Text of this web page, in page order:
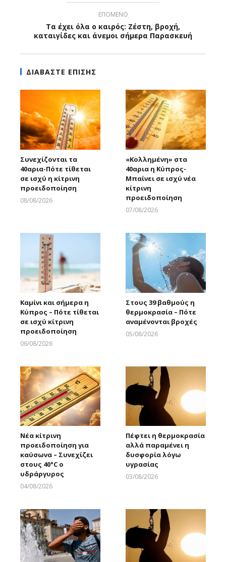
ΕΠΟΜΕΝΟ
Τα έχει όλα ο καιρός: Ζέστη, βροχή,
καταιγίδες και άνεμοι σήμερα Παρασκευή
ΔΙΑΒΑΣΤΕ ΕΠΙΣΗΣ
Συνεχίζονται τα
40αρια-Πότε τίθεται
σε ισχύ η κίτρινη
προειδοποίηση
08/08/2026
«Κολλημένη» στα
40αρια η Κύπρος-
Μπαίνει σε ισχύ νέα
κίτρινη
προειδοποίηση
07/08/2026
Καμίνι και σήμερα η
Κύπρος – Πότε τίθεται
σε ισχύ κίτρινη
προειδοποίηση
06/08/2026
Στους 39 βαθμούς η
θερμοκρασία – Πότε
αναμένονται βροχές
05/08/2026
Νέα κίτρινη
προειδοποίηση για
καύσωνα – Συνεχίζει
στους 40°C ο
υδράργυρος
04/08/2026
Πέφτει η θερμοκρασία
αλλά παραμένει η
δυσφορία λόγω
υγρασίας
03/08/2026